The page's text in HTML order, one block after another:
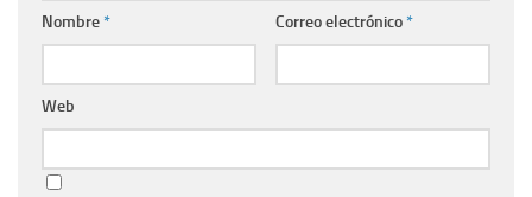
Nombre* Correo electrónico*
Web